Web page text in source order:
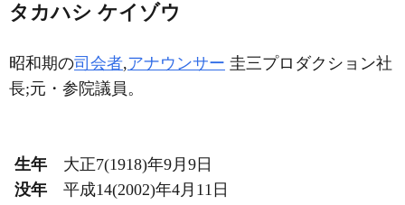
タカハシ ケイゾウ
昭和期の司会者,アナウンサー 圭三プロダクション社
長;元・参院議員。
生年
大正7(1918)年9月9日
没年
平成14(2002)年4月11日